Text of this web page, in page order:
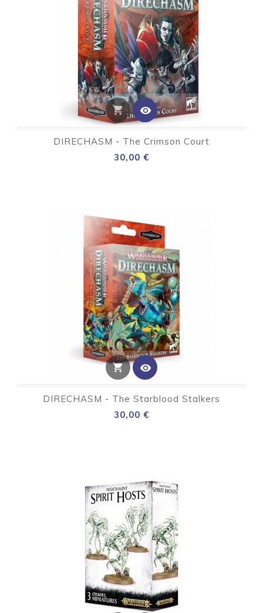
shopping_cart visibility
DIRECHASM - The Crimson Court
30,00 €
shopping_cart visibility
DIRECHASM - The Starblood Stalkers
30,00 €